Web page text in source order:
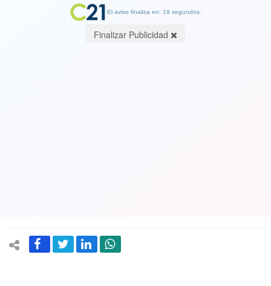
El aviso finaliza en: 19 segundos.
Finalizar Publicidad